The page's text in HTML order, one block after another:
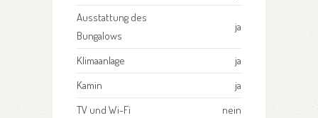
Ausstattung des
Bungalows
ja
Klimaanlage
ja
Kamin
ja
TV und Wi-Fi
nein